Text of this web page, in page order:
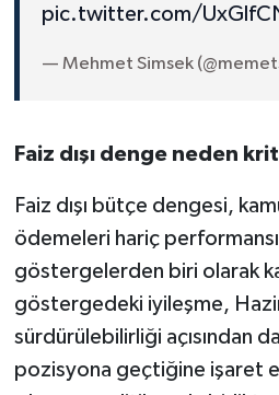
pic.twitter.com/
— Mehmet Simsek
Faiz dışı denge neden
Faiz dışı bütçe dengesi,
ödemeleri hariç
göstergelerden biri olarak
göstergedeki iyileşme,
sürdürülebilirliği açısından
pozisyona geçtiğine işaret